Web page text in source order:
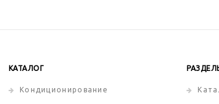
КАТАЛОГ
Кондиционирование